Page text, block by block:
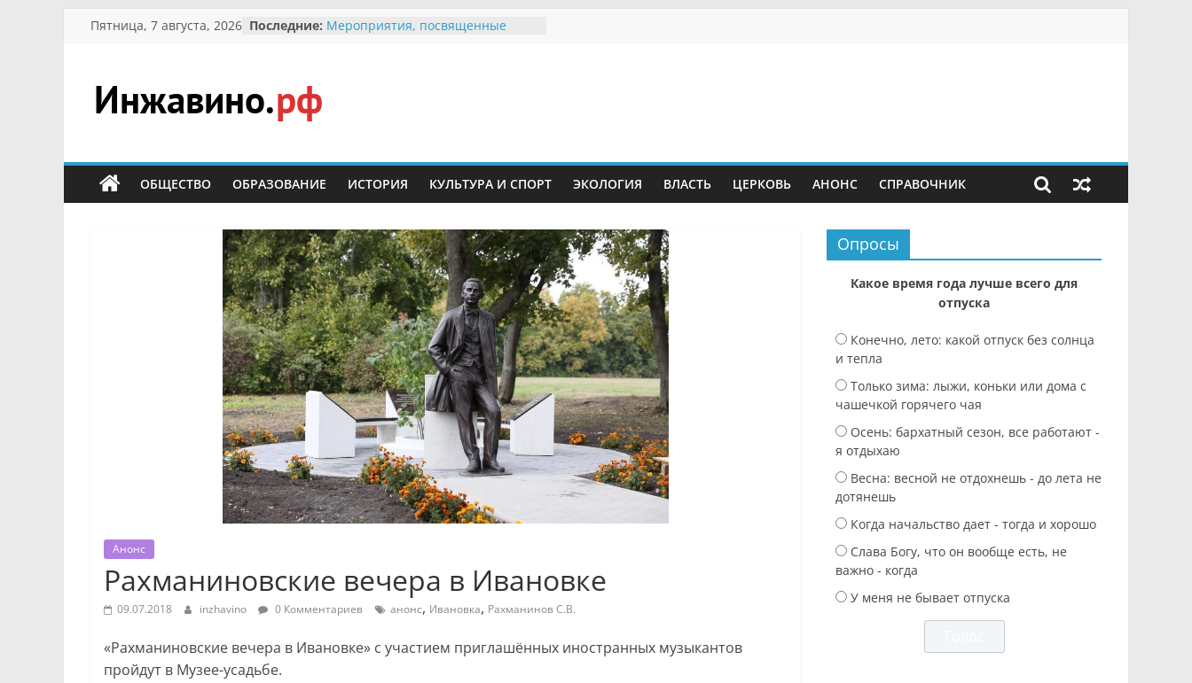
Перейти
Пятница, 7 августа, 2026 Последние: Мероприятия, посвященные
Безопасность в сети Интернет
Ученики приняли участие в
мероприятии «Сохраним
В вольере Воронинского
заповедника родились крапчатые
суслики
Инжавино.рф
сельский
портал
ОБЩЕСТВО ОБРАЗОВАНИЕ ИСТОРИЯ КУЛЬТУРА И СПОРТ ЭКОЛОГИЯ ВЛАСТЬ ЦЕРКОВЬ АНОНС СПРАВОЧНИК
Анонс
Рахманиновские вечера в Ивановке
09.07.2018 inzhavino 0 Комментариев анонс, Ивановка, Рахманинов С.В.
«Рахманиновские вечера в Ивановке» с участием приглашённых иностранных музыкантов
пройдут в Музее-усадьбе.
Опросы
Какое время года лучше всего для
отпуска
Конечно, лето: какой отпуск без солнца
и тепла
Только зима: лыжи, коньки или дома с
чашечкой горячего чая
Осень: бархатный сезон, все работают -
я отдыхаю
Весна: весной не отдохнешь - до лета не
дотянешь
Когда начальство дает - тогда и хорошо
Слава Богу, что он вообще есть, не
важно - когда
У меня не бывает отпуска